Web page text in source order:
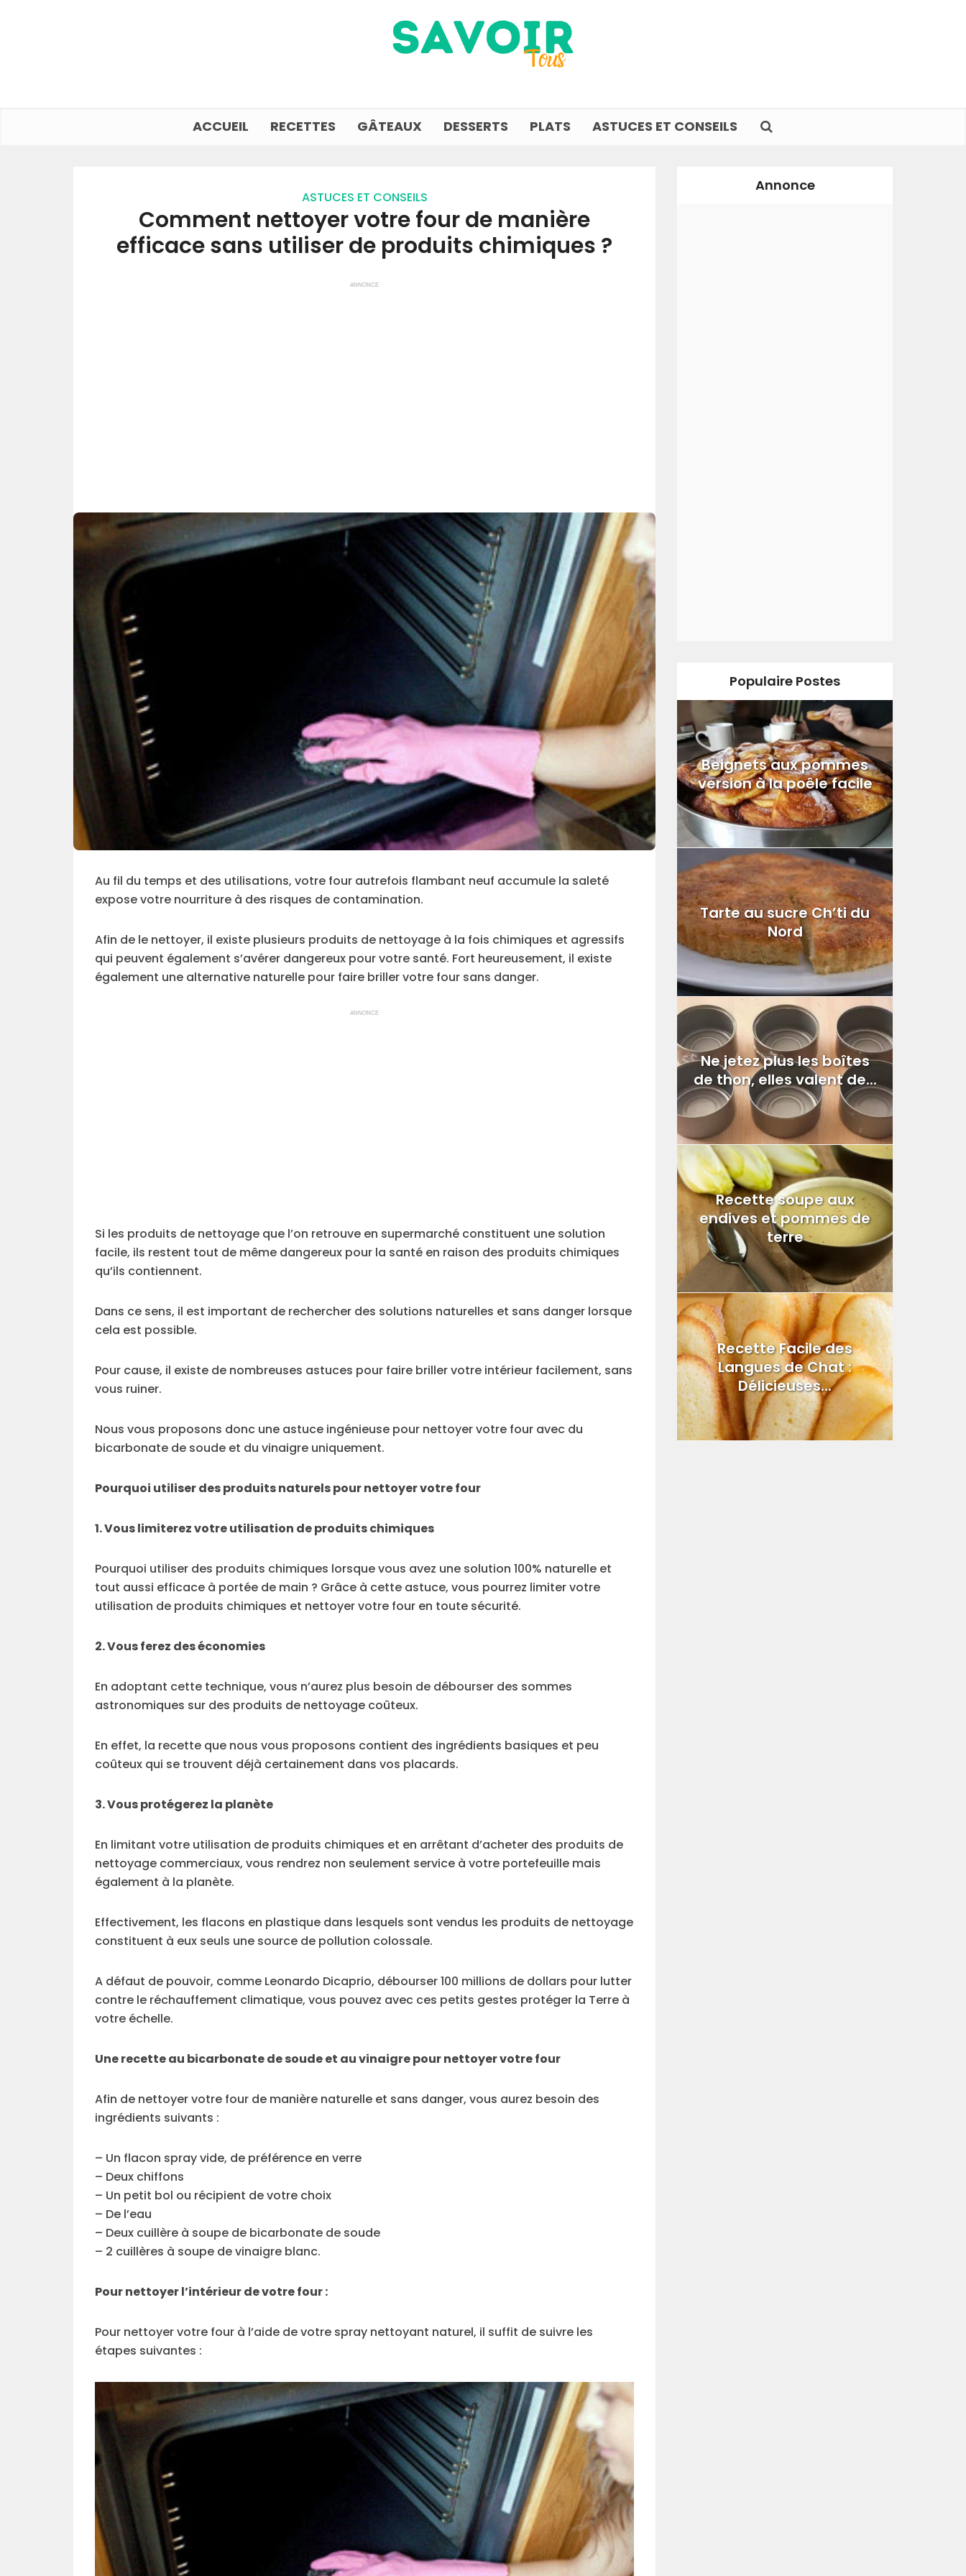
ACCUEIL RECETTES GÂTEAUX DESSERTS PLATS ASTUCES ET CONSEILS
ASTUCES ET CONSEILS
Comment nettoyer votre four de manière
efficace sans utiliser de produits chimiques ?
ANNONCE
Au fil du temps et des utilisations, votre four autrefois flambant neuf accumule la saleté
expose votre nourriture à des risques de contamination.
Afin de le nettoyer, il existe plusieurs produits de nettoyage à la fois chimiques et agressifs
qui peuvent également s’avérer dangereux pour votre santé. Fort heureusement, il existe
également une alternative naturelle pour faire briller votre four sans danger.
ANNONCE
Si les produits de nettoyage que l’on retrouve en supermarché constituent une solution
facile, ils restent tout de même dangereux pour la santé en raison des produits chimiques
qu’ils contiennent.
Dans ce sens, il est important de rechercher des solutions naturelles et sans danger lorsque
cela est possible.
Pour cause, il existe de nombreuses astuces pour faire briller votre intérieur facilement, sans
vous ruiner.
Nous vous proposons donc une astuce ingénieuse pour nettoyer votre four avec du
bicarbonate de soude et du vinaigre uniquement.
Pourquoi utiliser des produits naturels pour nettoyer votre four
1. Vous limiterez votre utilisation de produits chimiques
Pourquoi utiliser des produits chimiques lorsque vous avez une solution 100% naturelle et
tout aussi efficace à portée de main ? Grâce à cette astuce, vous pourrez limiter votre
utilisation de produits chimiques et nettoyer votre four en toute sécurité.
2. Vous ferez des économies
En adoptant cette technique, vous n’aurez plus besoin de débourser des sommes
astronomiques sur des produits de nettoyage coûteux.
En effet, la recette que nous vous proposons contient des ingrédients basiques et peu
coûteux qui se trouvent déjà certainement dans vos placards.
3. Vous protégerez la planète
En limitant votre utilisation de produits chimiques et en arrêtant d’acheter des produits de
nettoyage commerciaux, vous rendrez non seulement service à votre portefeuille mais
également à la planète.
Effectivement, les flacons en plastique dans lesquels sont vendus les produits de nettoyage
constituent à eux seuls une source de pollution colossale.
A défaut de pouvoir, comme Leonardo Dicaprio, débourser 100 millions de dollars pour lutter
contre le réchauffement climatique, vous pouvez avec ces petits gestes protéger la Terre à
votre échelle.
Une recette au bicarbonate de soude et au vinaigre pour nettoyer votre four
Afin de nettoyer votre four de manière naturelle et sans danger, vous aurez besoin des
ingrédients suivants :
– Un flacon spray vide, de préférence en verre
– Deux chiffons
– Un petit bol ou récipient de votre choix
– De l’eau
– Deux cuillère à soupe de bicarbonate de soude
– 2 cuillères à soupe de vinaigre blanc.
Pour nettoyer l’intérieur de votre four :
Pour nettoyer votre four à l’aide de votre spray nettoyant naturel, il suffit de suivre les
étapes suivantes :
Annonce
Populaire Postes
Beignets aux pommes
version à la poêle facile
Tarte au sucre Ch’ti du
Nord
Ne jetez plus les boîtes
de thon, elles valent de...
Recette soupe aux
endives et pommes de
terre
Recette Facile des
Langues de Chat :
Délicieuses...